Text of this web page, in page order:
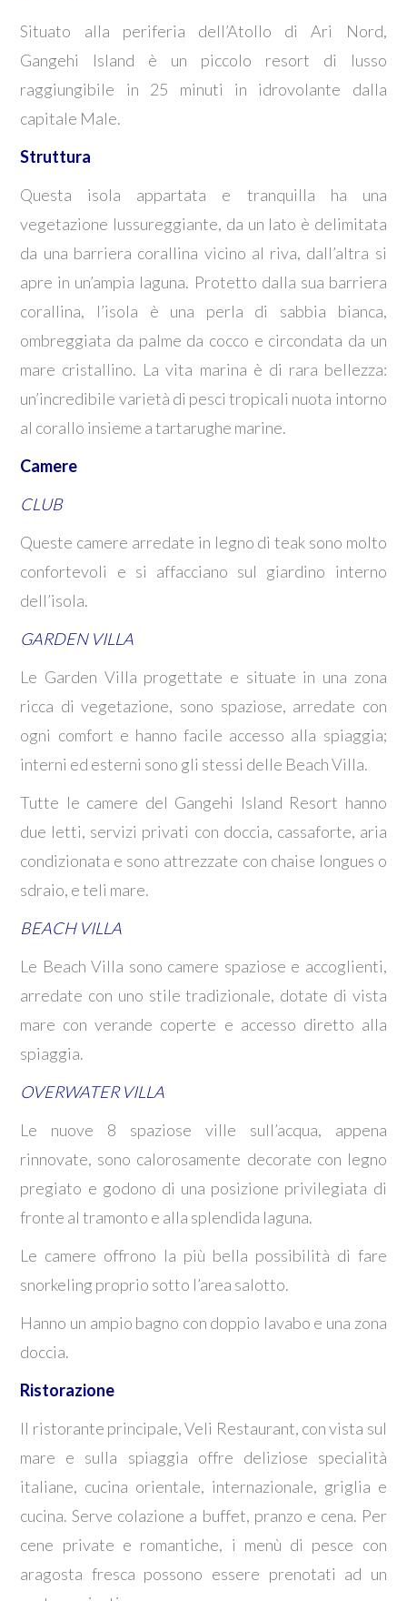
Situato alla periferia dell’Atollo di Ari Nord,
Gangehi Island è un piccolo resort di lusso
raggiungibile in 25 minuti in idrovolante dalla
capitale Male.
Struttura
Questa isola appartata e tranquilla ha una
vegetazione lussureggiante, da un lato è delimitata
da una barriera corallina vicino al riva, dall’altra si
apre in un’ampia laguna. Protetto dalla sua barriera
corallina, l’isola è una perla di sabbia bianca,
ombreggiata da palme da cocco e circondata da un
mare cristallino. La vita marina è di rara bellezza:
un’incredibile varietà di pesci tropicali nuota intorno
al corallo insieme a tartarughe marine.
Camere
CLUB
Queste camere arredate in legno di teak sono molto
confortevoli e si affacciano sul giardino interno
dell’isola.
GARDEN VILLA
Le Garden Villa progettate e situate in una zona
ricca di vegetazione, sono spaziose, arredate con
ogni comfort e hanno facile accesso alla spiaggia;
interni ed esterni sono gli stessi delle Beach Villa.
Tutte le camere del Gangehi Island Resort hanno
due letti, servizi privati con doccia, cassaforte, aria
condizionata e sono attrezzate con chaise longues o
sdraio, e teli mare.
BEACH VILLA
Le Beach Villa sono camere spaziose e accoglienti,
arredate con uno stile tradizionale, dotate di vista
mare con verande coperte e accesso diretto alla
spiaggia.
OVERWATER VILLA
Le nuove 8 spaziose ville sull’acqua, appena
rinnovate, sono calorosamente decorate con legno
pregiato e godono di una posizione privilegiata di
fronte al tramonto e alla splendida laguna.
Le camere offrono la più bella possibilità di fare
snorkeling proprio sotto l’area salotto.
Hanno un ampio bagno con doppio lavabo e una zona
doccia.
Ristorazione
Il ristorante principale, Veli Restaurant, con vista sul
mare e sulla spiaggia offre deliziose specialità
italiane, cucina orientale, internazionale, griglia e
cucina. Serve colazione a buffet, pranzo e cena. Per
cene private e romantiche, i menù di pesce con
aragosta fresca possono essere prenotati ad un